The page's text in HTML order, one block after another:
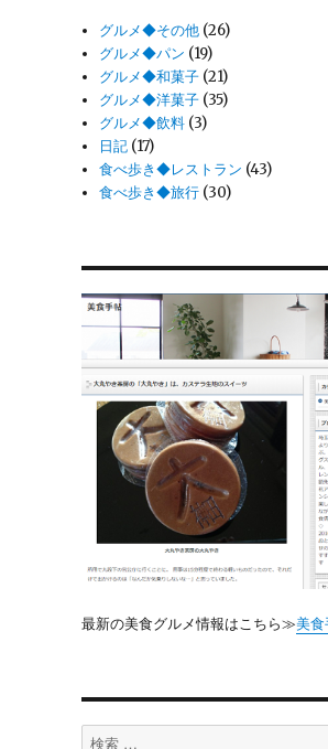
グルメ◆その他 (26)
グルメ◆パン (19)
グルメ◆和菓子 (21)
グルメ◆洋菓子 (35)
グルメ◆飲料 (3)
日記 (17)
食べ歩き◆レストラン (43)
食べ歩き◆旅行 (30)
最新の美食グルメ情報はこちら≫美
検